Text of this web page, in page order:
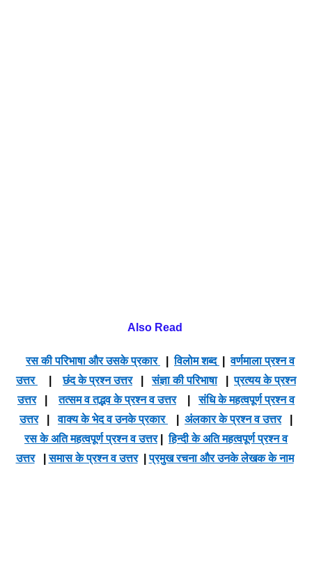
Also Read
रस की परिभाषा और उसके प्रकार |विलोम शब्द |वर्णमाला प्रश्न व
उत्तर
|छंद के प्रश्न उत्तर|संज्ञा की परिभाषा|प्रत्यय के प्रश्न
उत्तर|तत्सम व तद्भव के प्रश्न व उत्तर|संधि के महत्वपूर्ण प्रश्न व
उत्तर|वाक्य के भेद व उनके प्रकार अंलकार के प्रश्न व उत्तर|
रस के अति महत्वपूर्ण प्रश्न व उत्तर|हिन्दी के अति महत्वपूर्ण प्रश्न व
उत्तर|समास के प्रश्न व उत्तर|प्रमुख रचना और उनके लेखक के नाम